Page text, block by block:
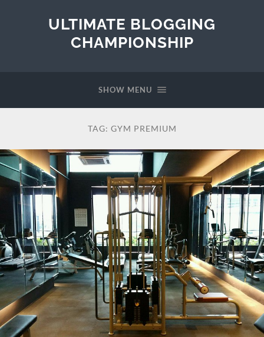
ULTIMATE BLOGGING
CHAMPIONSHIP
SHOW MENU
TAG: GYM PREMIUM